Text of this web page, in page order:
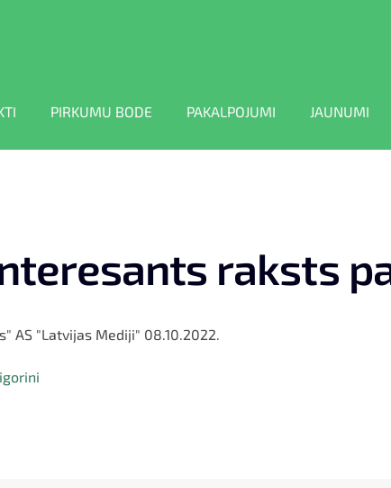
PIRKUMU BODE PAKALPOJUMI JAUNUMI
raksts
AS "Latvijas Mediji" 08.10.2022.